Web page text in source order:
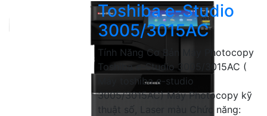
Toshiba e-Studio
3005/3015AC
Tính Năng Cơ Bản Máy Photocopy
Toshiba e-Studio 3005/3015AC (
Máy toshiba e-studio
3005/3015AC) Máy Photocopy kỹ
thuật số, Laser màu Chức năng: